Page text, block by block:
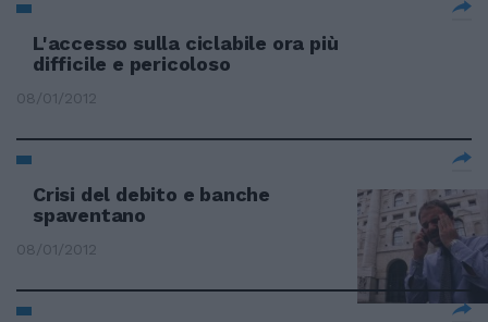
L'accesso sulla ciclabile ora più
difficile e pericoloso
08/01/2012
Crisi del debito e banche
spaventano
08/01/2012